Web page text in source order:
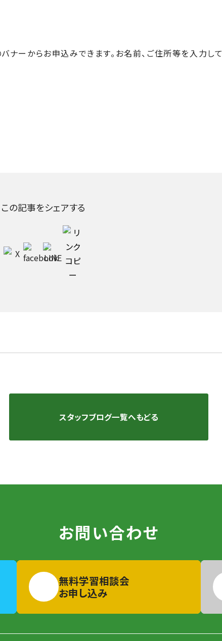
バナーからお申込みできます。お名前、ご住所等を入力して
この記事をシェアする
スタッフブログ一覧へもどる
お問い合わせ
無料学習相談会
お申し込み